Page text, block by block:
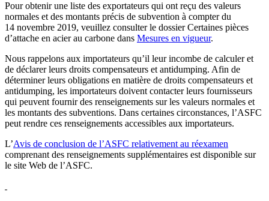
Pour obtenir une liste des exportateurs qui ont reçu des valeurs
normales et des montants précis de subvention à compter du
14 novembre 2019, veuillez consulter le dossier Certaines pièces
d’attache en acier au carbone dans Mesures en vigueur.
Nous rappelons aux importateurs qu’il leur incombe de calculer et
de déclarer leurs droits compensateurs et antidumping. Afin de
déterminer leurs obligations en matière de droits compensateurs et
antidumping, les importateurs doivent contacter leurs fournisseurs
qui peuvent fournir des renseignements sur les valeurs normales et
les montants des subventions. Dans certaines circonstances, l’ASFC
peut rendre ces renseignements accessibles aux importateurs.
L’Avis de conclusion de l’ASFC relativement au réexamen
comprenant des renseignements supplémentaires est disponible sur
le site Web de l’ASFC.